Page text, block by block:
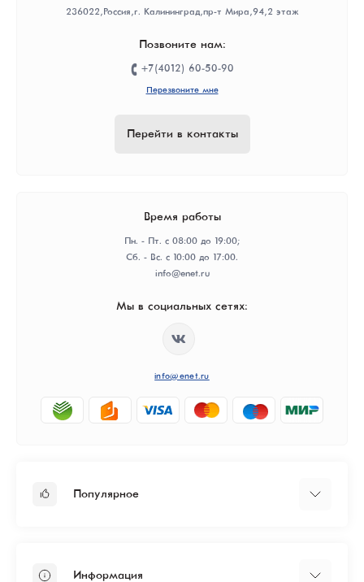
236022, Россия, г. Калининград, пр-т Мира, 94, 2 этаж
Позвоните нам:
+7(4012) 60-50-90
Перезвоните мне
Перейти в контакты
Время работы
Пн. - Пт. с 08:00 до 19:00;
Сб. - Вс. с 10:00 до 17:00.
info@enet.ru
Мы в социальных сетях:
info@enet.ru
Популярное
Информация